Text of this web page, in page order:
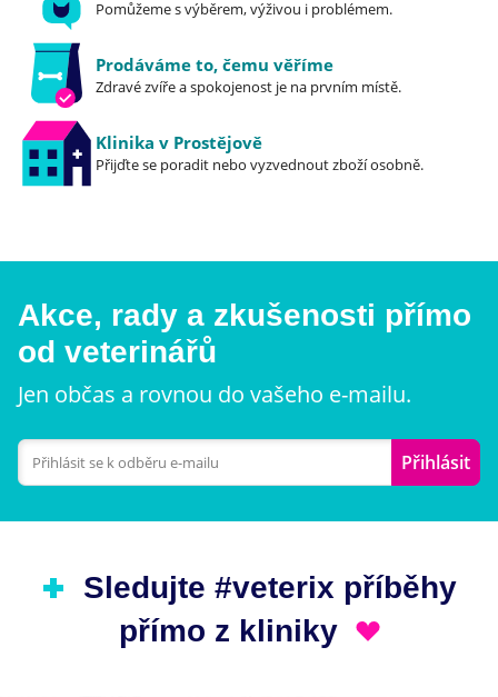
Pomůžeme s výběrem, výživou i problémem.
Prodáváme to, čemu věříme
Zdravé zvíře a spokojenost je na prvním místě.
Klinika v Prostějově
Přijďte se poradit nebo vyzvednout zboží osobně.
Akce, rady a zkušenosti přímo
od veterinářů
Jen občas a rovnou do vašeho e-mailu.
Přihlásit
Sledujte #veterix příběhy
přímo z kliniky